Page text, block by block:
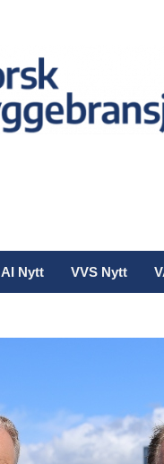
AI Nytt VVS Nytt